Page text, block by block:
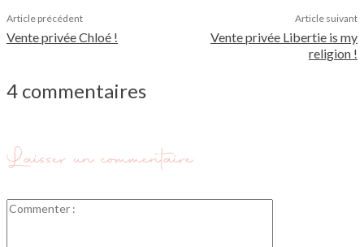
Article précédent
Vente privée Chloé !
Article suivant
Vente privée Libertie is my
religion !
4 commentaires
Laisser un commentaire